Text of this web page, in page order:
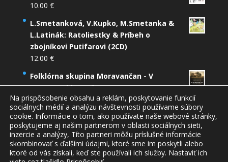
10.00 €
L.Smetanková, V.Kupko, M.Smetanka &
L.Latinák: Ratoliestky & Príbeh o
zbojníkovi Putifarovi (2CD)
12.00 €
Folklórna skupina Moravančan - V
Murovenskim poľu (2CD)
12.00€
Na prispôsobenie obsahu a reklám, poskytovanie funkcií
sociálnych médií a analýzu návštevnosti používame súbory
cookie. Informácie o tom, ako používate naše webové stránky,
poskytujeme aj našim partnerom v oblasti sociálnych sieti,
inzercie a analýzy, Títo partneri môžu príslušné informácie
skombinovať s ďalšími údajmi, ktoré sme im poskytli alebo
ktoré od vás získali, keď ste používali ich služby. Nastaviť ich